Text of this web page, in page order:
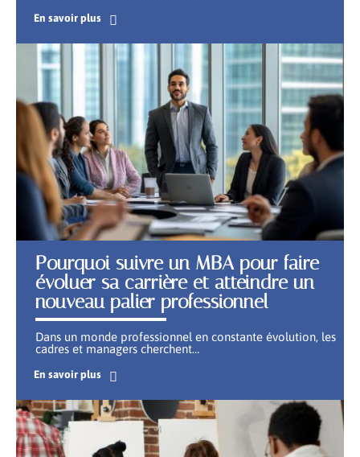
En savoir plus
Pourquoi suivre un MBA pour faire
évoluer sa carrière et atteindre un
nouveau palier professionnel
Dans un monde professionnel en constante évolution, les
cadres et managers cherchent…
En savoir plus